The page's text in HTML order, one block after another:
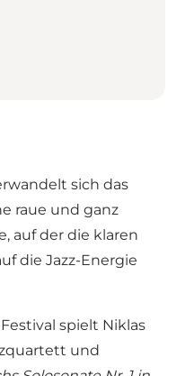
sich das
raue und ganz
auf der die klaren
die Jazz-Energie
spielt Niklas
und